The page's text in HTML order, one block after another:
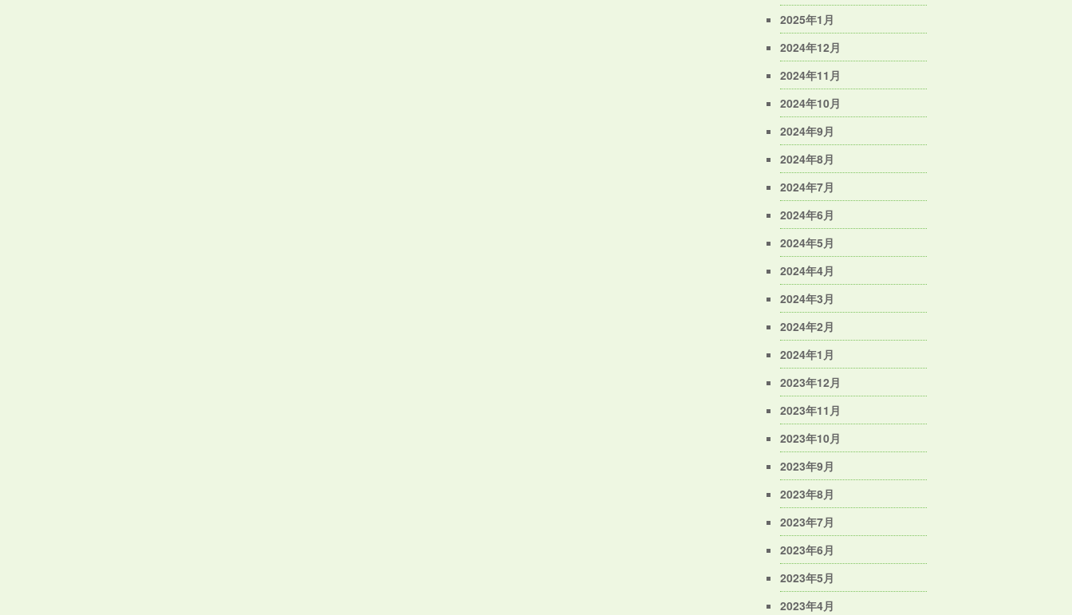
2025年1月
2024年12月
2024年11月
2024年10月
2024年9月
2024年8月
2024年7月
2024年6月
2024年5月
2024年4月
2024年3月
2024年2月
2024年1月
2023年12月
2023年11月
2023年10月
2023年9月
2023年8月
2023年7月
2023年6月
2023年5月
2023年4月